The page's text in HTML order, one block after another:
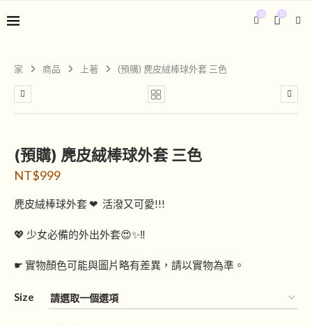
0
0
家 商品 上著 (預購) 麂皮絨棒球外套 三色
(預購) 麂皮絨棒球外套 三色
NT$999
麂皮絨棒球外套 ❤︎ 活潑又可愛!!!
💖 少女必備的外出外套😍✨‼️
☛ 實物顏色可能與圖片略有差異，請以實物為準。
Size